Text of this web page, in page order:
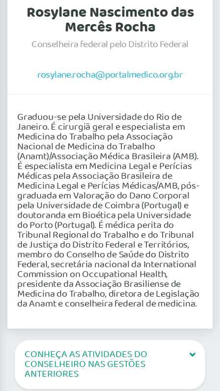
Rosylane Nascimento das
Mercês Rocha
Conselheira federal pelo Distrito Federal
rosylane.rocha@portalmedico.org.br
Graduou-se pela Universidade do Rio de
Janeiro. É cirurgiã geral e especialista em
Medicina do Trabalho pela Associação
Nacional de Medicina do Trabalho
(Anamt)/Associação Médica Brasileira (AMB).
É especialista em Medicina Legal e Perícias
Médicas pela Associação Brasileira de
Medicina Legal e Perícias Médicas/AMB, pós-
graduada em Valoração do Dano Corporal
pela Universidade de Coimbra (Portugal) e
doutoranda em Bioética pela Universidade
do Porto (Portugal). É médica perita do
Tribunal Regional do Trabalho e do Tribunal
de Justiça do Distrito Federal e Territórios,
membro do Conselho de Saúde do Distrito
Federal, secretária nacional da International
Commission on Occupational Health,
presidente da Associação Brasiliense de
Medicina do Trabalho, diretora de Legislação
da Anamt e conselheira federal de medicina.
CONHEÇA AS ATIVIDADES DO
CONSELHEIRO NAS GESTÕES
ANTERIORES